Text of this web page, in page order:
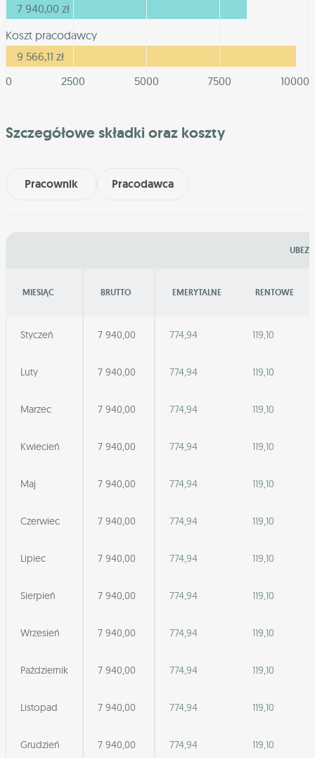
7 940,00 zł
Koszt pracodawcy
9 566,11 zł
0
2500 5000 7500 10000
Szczegółowe składki oraz koszty
Pracownik Pracodawca
MIESIĄC BRUTTO EMERYTALNE RENTOWE
Styczeń 7 940,00 774,94 119,10
Luty 7 940,00 774,94 119,10
Marzec 7 940,00 774,94 119,10
Kwiecień 7 940,00 774,94 119,10
Maj 7 940,00 774,94 119,10
Czerwiec 7 940,00 774,94 119,10
Lipiec 7 940,00 774,94 119,10
Sierpień 7 940,00 774,94 119,10
Wrzesień 7 940,00 774,94 119,10
Październik 7 940,00 774,94 119,10
Listopad 7 940,00 774,94 119,10
Grudzień 7 940,00 774,94 119,10